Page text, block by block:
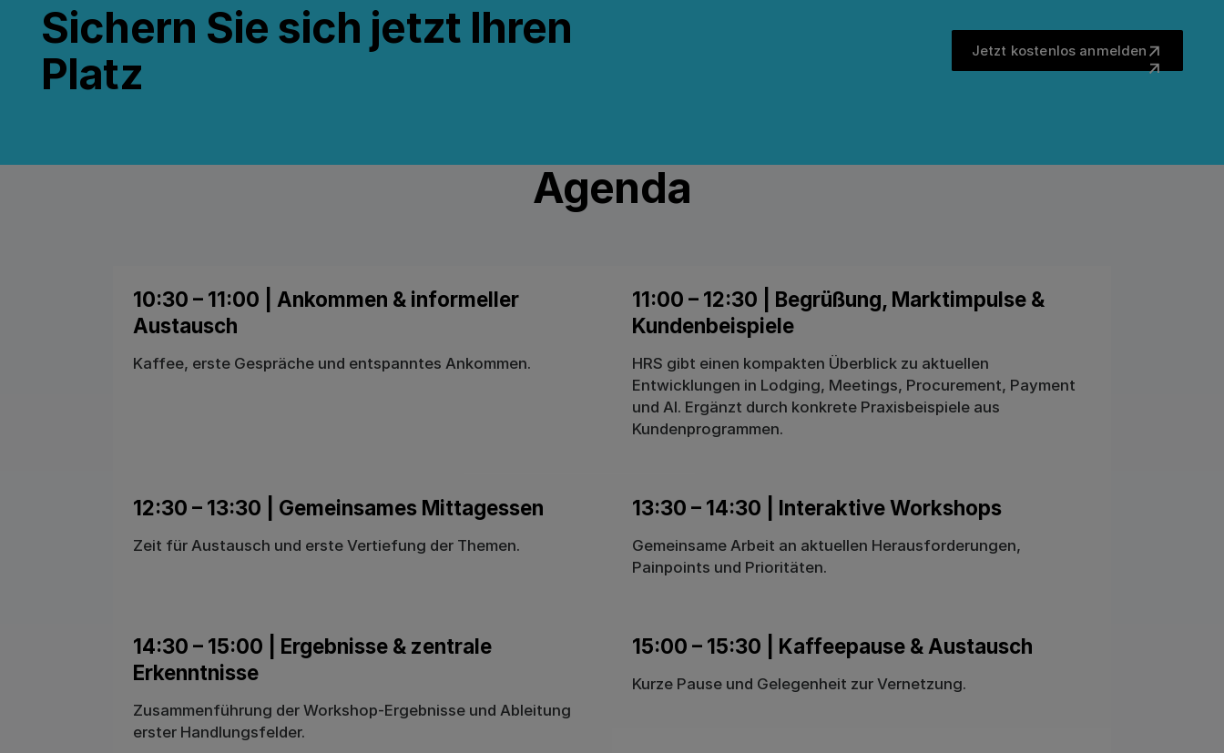
Sichern Sie sich jetzt Ihren
Platz
Jetzt kostenlos anmelden
Agenda
10:30 – 11:00 | Ankommen & informeller
Austausch
Kaffee, erste Gespräche und entspanntes Ankommen.​
11:00 – 12:30 | Begrüßung, Marktimpulse &
Kundenbeispiele
HRS gibt einen kompakten Überblick zu aktuellen
Entwicklungen in Lodging, Meetings, Procurement, Payment
und AI. Ergänzt durch konkrete Praxisbeispiele aus
Kundenprogrammen.
12:30 – 13:30 | Gemeinsames Mittagessen
Zeit für Austausch und erste Vertiefung der Themen.​
13:30 – 14:30 | Interaktive Workshops
Gemeinsame Arbeit an aktuellen Herausforderungen,
Painpoints und Prioritäten.
14:30 – 15:00 | Ergebnisse & zentrale
Erkenntnisse
Zusammenführung der Workshop-Ergebnisse und Ableitung
erster Handlungsfelder.​
15:00 – 15:30 | Kaffeepause & Austausch
Kurze Pause und Gelegenheit zur Vernetzung.​